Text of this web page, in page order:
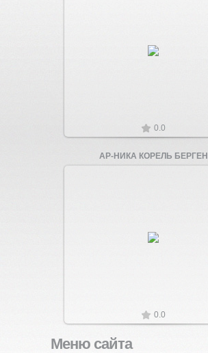
Увеличить
0.0
АР-НИКА КОРЕЛЬ БЕРГЕН
Увеличить
0.0
Меню сайта